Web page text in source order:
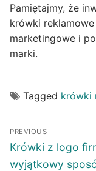
Pamiętajmy, że
krówki
marketingowe i
marki.
Tagged krówki
Post
navigation
PREVIOUS
Previous
post:
Krówki z logo
wyjątkowy